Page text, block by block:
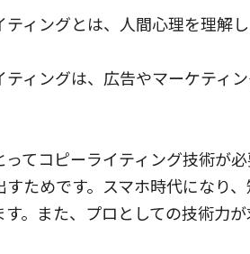
ティングとは、人間心理を理解
ティングは、広告やマーケティ
ってコピーライティング技術が
すためです。スマホ時代になり
す。また、プロとしての技術力